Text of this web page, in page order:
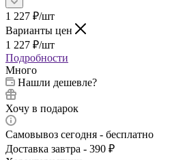
1 227 ₽/шт
Варианты цен
1 227 ₽/шт
Подробности
Много
Нашли дешевле?
Хочу в подарок
Самовывоз сегодня - бесплатно
Доставка завтра - 390 ₽